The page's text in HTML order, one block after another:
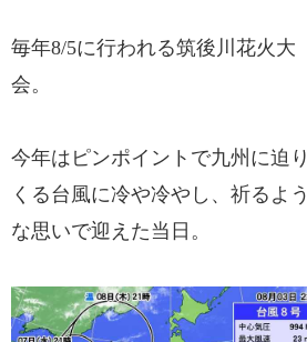
毎年8/5に行われる筑後川花火大
会。
今年はピンポイントで九州に迫り
くる台風に冷や冷やし、祈るよう
な思いで迎えた当日。